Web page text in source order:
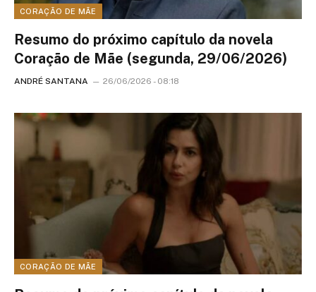
CORAÇÃO DE MÃE
Resumo do próximo capítulo da novela
Coração de Mãe (segunda, 29/06/2026)
ANDRÉ SANTANA 26/06/2026 - 08:18
CORAÇÃO DE MÃE